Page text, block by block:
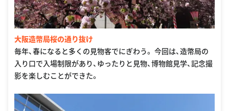
大阪造幣局桜の通り抜け
毎年、春になると多くの見物客でにぎわう。 今回は、造幣局の
入り口で入場制限があり、ゆったりと見物、博物館見学、記念撮
影を楽しむことができた。